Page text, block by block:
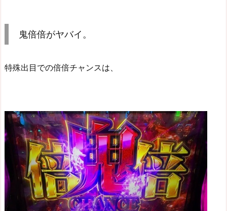
鬼倍倍がヤバイ。
特殊出目での倍倍チャンスは、